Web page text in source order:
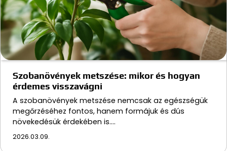
Szobanövények metszése: mikor és hogyan
érdemes visszavágni
A szobanövények metszése nemcsak az egészségük
megőrzéséhez fontos, hanem formájuk és dús
növekedésük érdekében is.…
2026.03.09.